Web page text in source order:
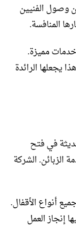
الطوارئ 24/7. تضمن وصول الفنيين
المنافسة.
مميزة.
يجعلها الرائدة
في فتح
الزبائن. الشركة
أنواع الأقفال.
إنجاز العمل